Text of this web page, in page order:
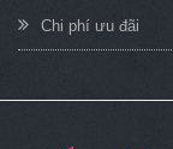
Chi phí ưu đãi